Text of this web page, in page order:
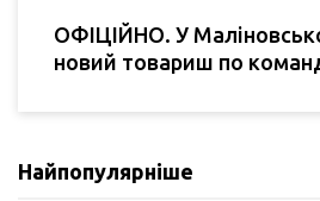
ОФІЦІЙНО. У
новий товариш по
Найпопулярніше